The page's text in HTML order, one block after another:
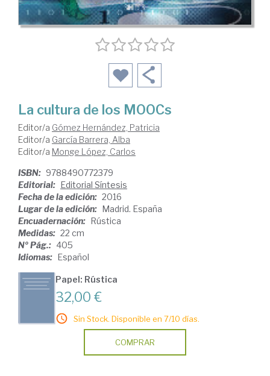
La cultura de los MOOCs
Editor/a Gómez Hernández, Patricia
Editor/a García Barrera, Alba
Editor/a Monge López, Carlos
ISBN: 9788490772379
Editorial: Editorial Síntesis
Fecha de la edición: 2016
Lugar de la edición: Madrid. España
Encuadernación: Rústica
Medidas: 22 cm
Nº Pág.: 405
Idiomas: Español
Papel: Rústica
32,00 €
Sin Stock. Disponible en 7/10 días.
COMPRAR